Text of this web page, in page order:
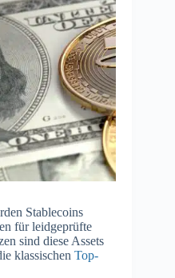
Stablecoins
für leidgeprüfte
sind diese Assets
klassischen Top-